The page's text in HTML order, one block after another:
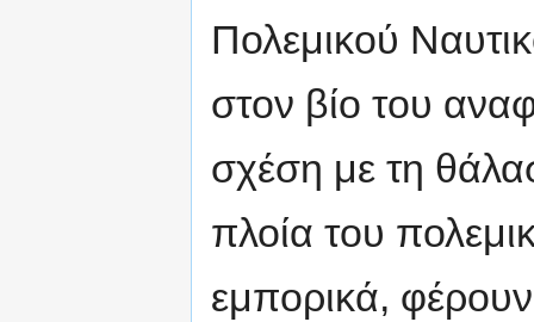
Πολεμικού
στον βίο του
σχέση με τη
πλοία του
εμπορικά,